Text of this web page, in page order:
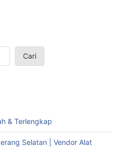
Cari
& Terlengkap
Selatan | Vendor Alat